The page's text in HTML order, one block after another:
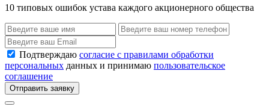
10 типовых ошибок устава каждого акционерного общества
Подтверждаю согласие с правилами обработки
персональных данных и принимаю пользовательское
соглашение
Отправить заявку